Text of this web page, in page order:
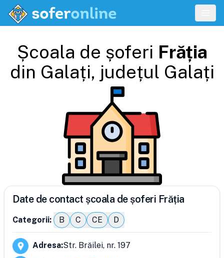
Școala de șoferi Frăția
din Galați, județul Galați
Date de contact școala de șoferi Frăția
Categorii: B C CE D
Adresa:Str. Brăilei, nr. 197